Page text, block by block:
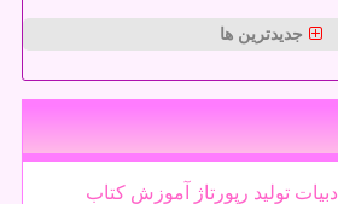
جدیدترین ها
ادبیات تولید رپورتاژ آموزش كتاب